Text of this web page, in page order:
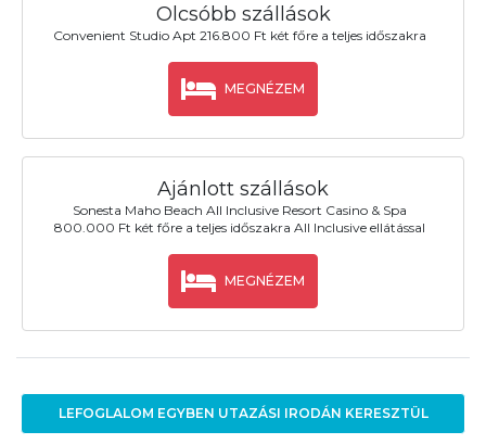
Olcsóbb szállások
Convenient Studio Apt 216.800 Ft két főre a teljes időszakra
MEGNÉZEM
Ajánlott szállások
Sonesta Maho Beach All Inclusive Resort Casino & Spa
800.000 Ft két főre a teljes időszakra All Inclusive ellátással
MEGNÉZEM
LEFOGLALOM EGYBEN UTAZÁSI IRODÁN KERESZTÜL